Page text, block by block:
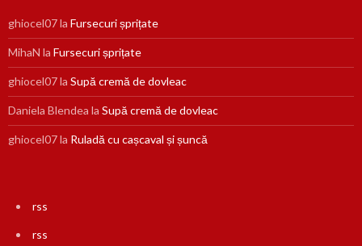
ghiocel07la Fursecuri șprițate
MihaN la Fursecuri șprițate
ghiocel07la Supă cremă de dovleac
Daniela Blendea la Supă cremă de dovleac
ghiocel07la Ruladă cu cașcaval și șuncă
rss
rss